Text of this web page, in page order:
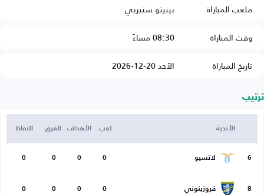
ملعب المباراة
بينيتو ستيربي
وقت المباراة
08:30 مساءً
تاريخ المباراة
الأحد 20-12-2026
ترتيب
الأندية لعب الأهداف الفرق النقاط
6 لاتسيو 0
0
0
0
8 فروزينوني 0
0
0
0